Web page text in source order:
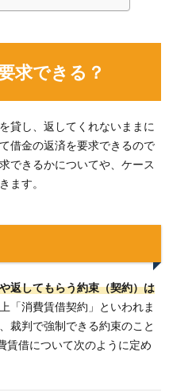
求できる？
貸し、返してくれないままに
借金の返済を要求できるので
できるかについてや、ケース
ます。
返してもらう約束（契約）は
「消費賃借契約」といわれま
裁判で強制できる約束のこと
賃借について次のように定め